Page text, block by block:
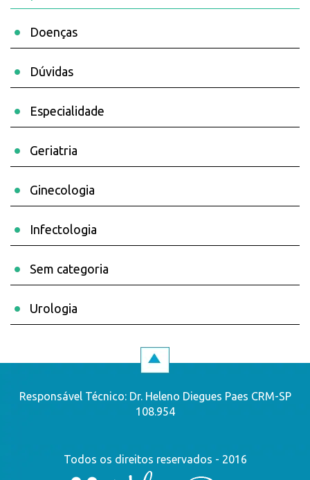
Doenças
Dúvidas
Especialidade
Geriatria
Ginecologia
Infectologia
Sem categoria
Urologia
Responsável Técnico: Dr. Heleno Diegues Paes CRM-SP
108.954
Todos os direitos reservados - 2016